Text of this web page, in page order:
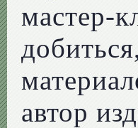
мастер-
автор